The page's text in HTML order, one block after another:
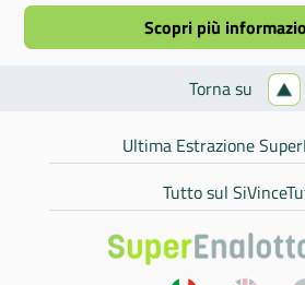
Scopri più
Torna su
Ultima Estrazione
Tutto sul